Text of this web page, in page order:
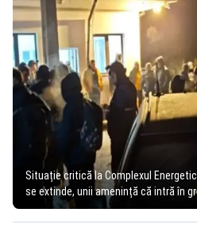
Situație critică la Complexul
se extinde, unii amenință că intră în